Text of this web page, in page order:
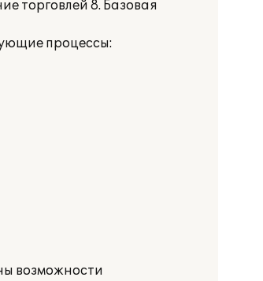
торговлей 8. Базовая
процессы:
возможности